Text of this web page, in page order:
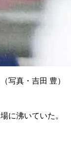
写真・吉田 豊）
に沸いていた。